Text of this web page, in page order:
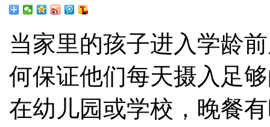
当家里的孩子进入学龄
何保证他们每天摄入足
在幼儿园或学校，晚餐